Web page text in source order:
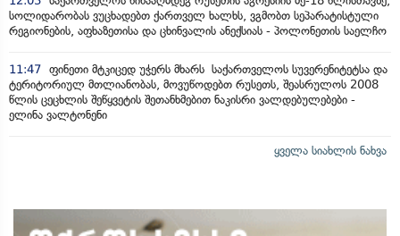
სოლიდარობას ვუცხადებთ ქართველ ხალხს, ვგმობთ სეპარატისტული
რეგიონების, აფხაზეთისა და ცხინვალის ანექსიას - პოლონეთის საელჩო
11:47 ფინეთი მტკიცედ უჭერს მხარს საქართველოს სუვერენიტეტსა და
ტერიტორიულ მთლიანობას, მოვუწოდებთ რუსეთს, შეასრულოს 2008
წლის ცეცხლის შეწყვეტის შეთანხმებით ნაკისრი ვალდებულებები -
ელინა ვალტონენი
ყველა სიახლის ნახვა